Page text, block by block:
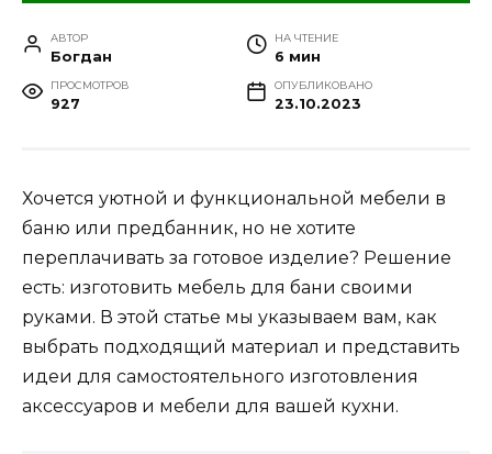
АВТОР
Богдан
НА ЧТЕНИЕ
6 мин
ПРОСМОТРОВ
927
ОПУБЛИКОВАНО
23.10.2023
Хочется уютной и функциональной мебели в
баню или предбанник, но не хотите
переплачивать за готовое изделие? Решение
есть: изготовить мебель для бани своими
руками. В этой статье мы указываем вам, как
выбрать подходящий материал и представить
идеи для самостоятельного изготовления
аксессуаров и мебели для вашей кухни.